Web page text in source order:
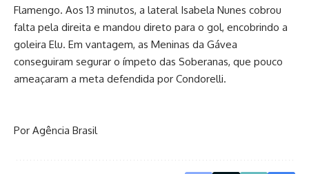
Flamengo. Aos 13 minutos, a lateral Isabela Nunes cobrou
falta pela direita e mandou direto para o gol, encobrindo a
goleira Elu. Em vantagem, as Meninas da Gávea
conseguiram segurar o ímpeto das Soberanas, que pouco
ameaçaram a meta defendida por Condorelli.
Por Agência Brasil